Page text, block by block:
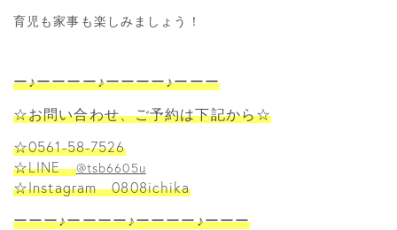
育児も家事も楽しみましょう！
ー♪ーーーー♪ーーーー♪ーーー
☆お問い合わせ、ご予約は下記から☆
☆0561-58-7526
☆LINE@tsb6605u
☆Instagram 0808ichika
ーーー♪ーーーー♪ーーーー♪ーーー